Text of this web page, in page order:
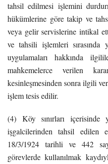
tahsil edilmesi işlemini
hükümlerine göre takip ve
veya gelir servislerine intikal
ve tahsili işlemleri
uygulamaları hakkında
mahkemelerce verilen
kesinleşmesinden sonra ilgili
işlem tesis edilir.
(4) Köy sınırları içerisinde
işgalcilerinden tahsil edilen
18/3/1924 tarihli ve 442
görevlerde kullanılmak